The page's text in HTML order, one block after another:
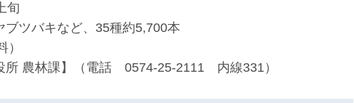
旬
ツバキなど、35種約5,700本
所 農林課】（電話 0574-25-2111 内線331）